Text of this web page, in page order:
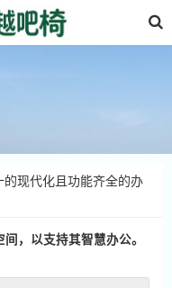
的现代化且功能齐全的办
，以支持其智慧办公。